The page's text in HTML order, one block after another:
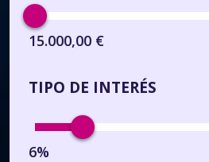
15.000,00 €
TIPO DE INTERÉS
6%